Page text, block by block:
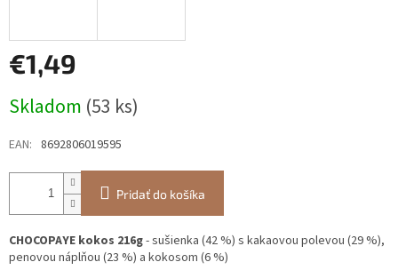
€1,49
cena:
Skladom (53 ks)
EAN: 8692806019595
Pridať do košíka
CHOCOPAYE kokos 216g- sušienka (42 %) s kakaovou polevou (29 %),
penovou náplňou (23 %) a kokosom (6 %)